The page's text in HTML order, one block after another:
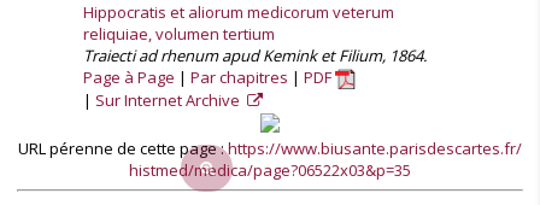
Hippocratis et aliorum medicorum veterum
reliquiae, volumen tertium
Traiecti ad rhenum apud Kemink et Filium, 1864.
Page à Page
Par chapitres
PDF
Sur Internet Archive
URL pérenne de cette page :https://www.biusante.parisdescartes.fr/
histmed/medica/page?06522x03&p=35